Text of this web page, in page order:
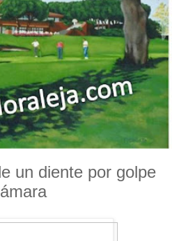
un diente por golpe